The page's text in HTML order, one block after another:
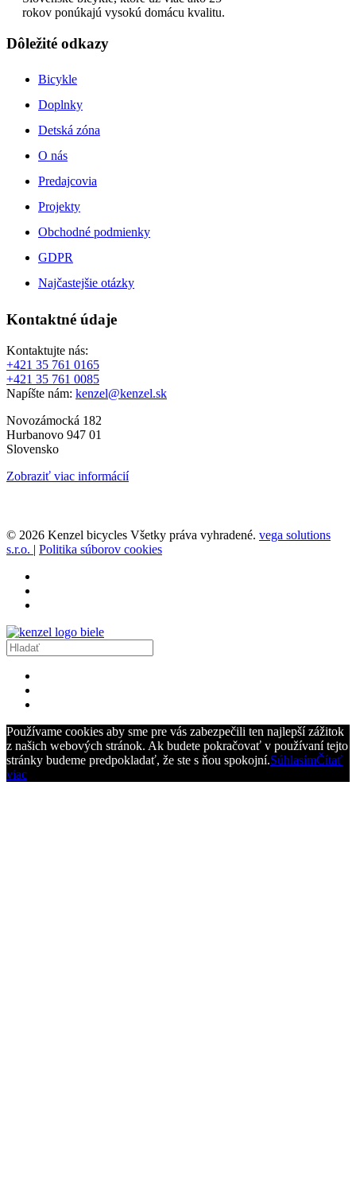
rokov ponúkajú vysokú domácu kvalitu.
Dôležité odkazy
Bicykle
Doplnky
Detská zóna
O nás
Predajcovia
Projekty
Obchodné podmienky
GDPR
Najčastejšie otázky
Kontaktné údaje
Kontaktujte nás:
+421 35 761 0165
+421 35 761 0085
Napíšte nám: kenzel@kenzel.sk
Novozámocká 182
Hurbanovo 947 01
Slovensko
Zobraziť viac informácií
© 2026 Kenzel bicycles Všetky práva vyhradené. vega solutions
s.r.o. | Politika súborov cookies
Používame cookies aby sme pre vás zabezpečili ten najlepší zážitok
z našich webových stránok. Ak budete pokračovať v používaní tejto
stránky budeme predpokladať, že ste s ňou spokojní.SúhlasímČítať
viac